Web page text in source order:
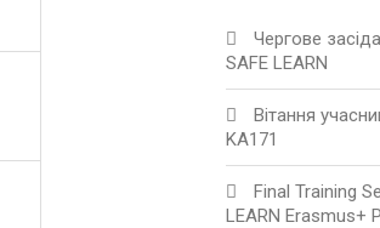
Чергове
SAFE LEARN
Вітання
KA171
Final Training
LEARN Erasmus+